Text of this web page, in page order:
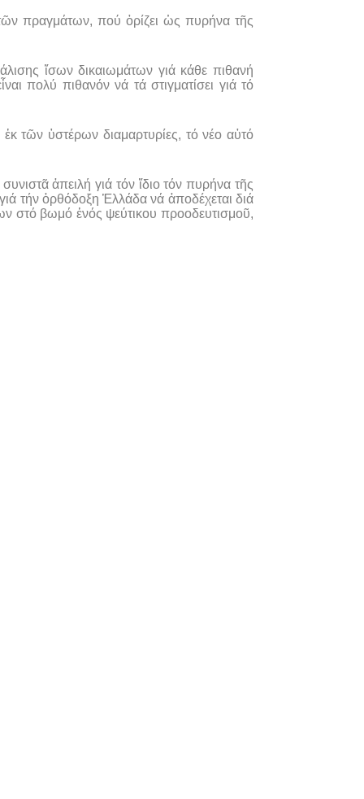
πραγμάτων, πού ὁρίζει ὡς πυρήνα τῆς
ἴσων δικαιωμάτων γιά κάθε πιθανή
πολύ πιθανόν νά τά στιγματίσει γιά τό
τῶν ὑστέρων διαμαρτυρίες, τό νέο αὐτό
ἀπειλή γιά τόν ἴδιο τόν πυρήνα τῆς
τήν ὀρθόδοξη Ἑλλάδα νά ἀποδέχεται διά
στό βωμό ἑνός ψεύτικου προοδευτισμοῦ,